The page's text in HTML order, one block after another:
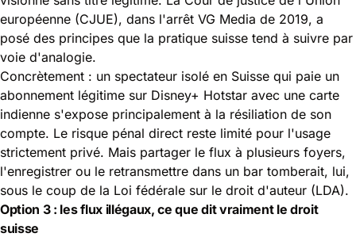
européenne (CJUE), dans l'arrêt VG Media de 2019, a
posé des principes que la pratique suisse tend à suivre par
voie d'analogie.
Concrètement : un spectateur isolé en Suisse qui paie un
abonnement légitime sur Disney+ Hotstar avec une carte
indienne s'expose principalement à la résiliation de son
compte. Le risque pénal direct reste limité pour l'usage
strictement privé. Mais partager le flux à plusieurs foyers,
l'enregistrer ou le retransmettre dans un bar tomberait, lui,
sous le coup de la Loi fédérale sur le droit d'auteur (LDA).
Option 3 : les flux illégaux, ce que dit vraiment le droit
suisse